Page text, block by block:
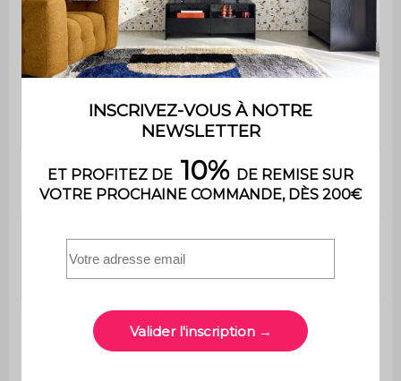
Type de
couchage
Occasionnel
L 191,5 x P 132,5 cm
Confort du
couchage
Ferme
Epaisseur
couchage
10 cm
Longueur